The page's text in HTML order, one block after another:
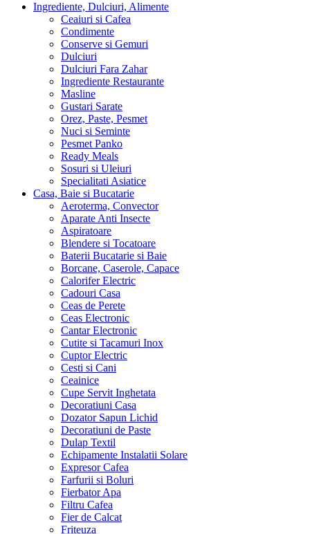
Ingrediente, Dulciuri, Alimente
Ceaiuri si Cafea
Condimente
Conserve si Gemuri
Dulciuri
Dulciuri Fara Zahar
Ingrediente Restaurante
Masline
Gustari Sarate
Orez, Paste, Pesmet
Nuci si Seminte
Pesmet Panko
Ready Meals
Sosuri si Uleiuri
Specialitati Asiatice
Casa, Baie si Bucatarie
Aeroterma, Convector
Aparate Anti Insecte
Aspiratoare
Blendere si Tocatoare
Baterii Bucatarie si Baie
Borcane, Caserole, Capace
Calorifer Electric
Cadouri Casa
Ceas de Perete
Ceas Electronic
Cantar Electronic
Cutite si Tacamuri Inox
Cuptor Electric
Cesti si Cani
Ceainice
Cupe Servit Inghetata
Decoratiuni Casa
Dozator Sapun Lichid
Decoratiuni de Paste
Dulap Textil
Echipamente Instalatii Solare
Expresor Cafea
Farfurii si Boluri
Fierbator Apa
Filtru Cafea
Fier de Calcat
Friteuza